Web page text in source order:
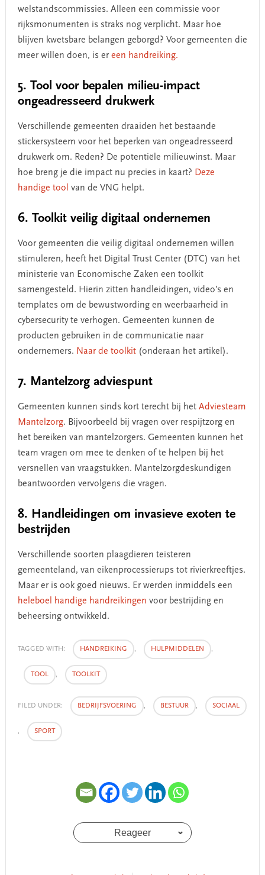
welstandscommissies. Alleen een commissie voor
rijksmonumenten is straks nog verplicht. Maar hoe
blijven kwetsbare belangen geborgd? Voor gemeenten die
meer willen doen, is ereen handreiking.
5. Tool voor bepalen milieu-impact
ongeadresseerd drukwerk
Verschillende gemeenten draaiden het bestaande
stickersysteem voor het beperken van ongeadresseerd
drukwerk om. Reden? De potentiële milieuwinst. Maar
hoe breng je die impact nu precies in kaart? Deze
handige tool van de VNG helpt.
6. Toolkit veilig digitaal ondernemen
Voor gemeenten die veilig digitaal ondernemen willen
stimuleren, heeft het Digital Trust Center (DTC) van het
ministerie van Economische Zaken een toolkit
samengesteld. Hierin zitten handleidingen, video’s en
templates om de bewustwording en weerbaarheid in
cybersecurity te verhogen. Gemeenten kunnen de
producten gebruiken in de communicatie naar
ondernemers. Naar de toolkit(onderaan het artikel).
7. Mantelzorg adviespunt
Gemeenten kunnen sinds kort terecht bij het Adviesteam
Mantelzorg. Bijvoorbeeld bij vragen over respijtzorg en
het bereiken van mantelzorgers. Gemeenten kunnen het
team vragen om mee te denken of te helpen bij het
versnellen van vraagstukken. Mantelzorgdeskundigen
beantwoorden vervolgens die vragen.
8. Handleidingen om invasieve exoten te
bestrijden
Verschillende soorten plaagdieren teisteren
gemeenteland, van eikenprocessierups tot rivierkreeftjes.
Maar er is ook goed nieuws. Er werden inmiddels een
heleboel handige handreikingen voor bestrijding en
beheersing ontwikkeld.
TAGGED WITH: HANDREIKING , HULPMIDDELEN ,
TOOL , TOOLKIT
FILED UNDER: BEDRIJFSVOERING , BESTUUR , SOCIAAL
, SPORT
Reageer